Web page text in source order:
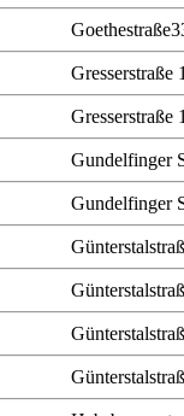
Gresserstraße
Gresserstraße
Gundelfinger
Gundelfinger